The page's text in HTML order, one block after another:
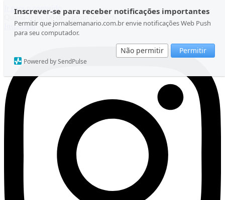
Inscrever-se para receber notificações importantes
Permitir que jornalsemanario.com.br envie notificações Web Push
para seu computador.
Não permitir Permitir
Powered by SendPulse
Ir para o conteúdo
Quinta-feira, 06 de Agosto de 2026
Instagram